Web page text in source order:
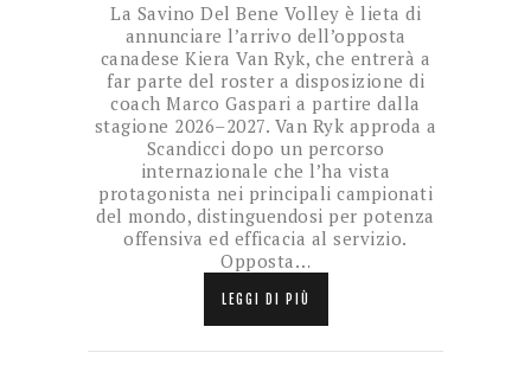
La Savino Del Bene Volley è lieta di
annunciare l’arrivo dell’opposta
canadese Kiera Van Ryk, che entrerà a
far parte del roster a disposizione di
coach Marco Gaspari a partire dalla
stagione 2026–2027. Van Ryk approda a
Scandicci dopo un percorso
internazionale che l’ha vista
protagonista nei principali campionati
del mondo, distinguendosi per potenza
offensiva ed efficacia al servizio.
Opposta…
LEGGI DI PIÙ